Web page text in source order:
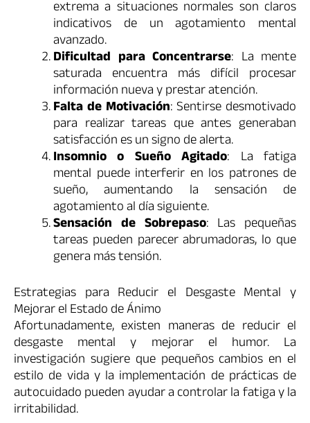
extrema a situaciones normales son claros
indicativos de un agotamiento mental
avanzado.
Dificultad para Concentrarse: La mente
saturada encuentra más difícil procesar
información nueva y prestar atención.
Falta de Motivación: Sentirse desmotivado
para realizar tareas que antes generaban
satisfacción es un signo de alerta.
Insomnio o Sueño Agitado: La fatiga
mental puede interferir en los patrones de
sueño, aumentando la sensación de
agotamiento al día siguiente.
Sensación de Sobrepaso: Las pequeñas
tareas pueden parecer abrumadoras, lo que
genera más tensión.
Estrategias para Reducir el Desgaste Mental y
Mejorar el Estado de Ánimo
Afortunadamente, existen maneras de reducir el
desgaste mental y mejorar el humor. La
investigación sugiere que pequeños cambios en el
estilo de vida y la implementación de prácticas de
autocuidado pueden ayudar a controlar la fatiga y la
irritabilidad.